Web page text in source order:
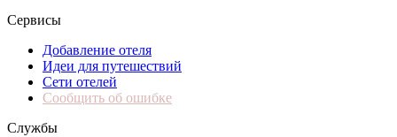
Сервисы
Добавление отеля
Идеи для путешествий
Сети отелей
Сообщить об ошибке
Службы